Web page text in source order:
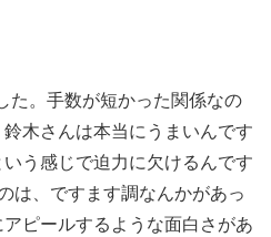
た。手数が短かった関係なの
木さんは本当にうまいんです
う感じで迫力に欠けるんです
は、ですます調なんかがあっ
ピールするような面白さがあ